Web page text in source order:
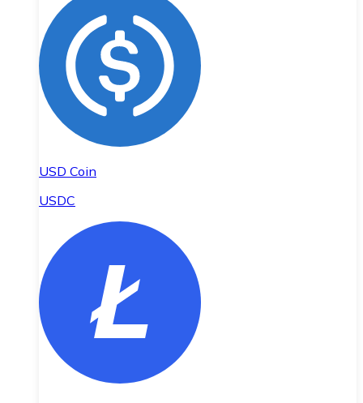
USD Coin
USDC